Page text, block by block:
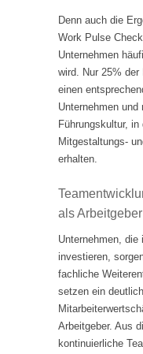
Denn auch die
Work Pulse
Unternehmen
wird. Nur 25%
einen
Unternehmen und
Führungskultur,
Mitgestaltungs-
erhalten.
als Arbeitgeber
Unternehmen, die
investieren,
fachliche
setzen ein
Arbeitgeber. Aus
kontinuierliche